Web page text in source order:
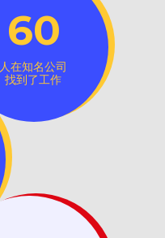
60
人在知名公司
找到了工作